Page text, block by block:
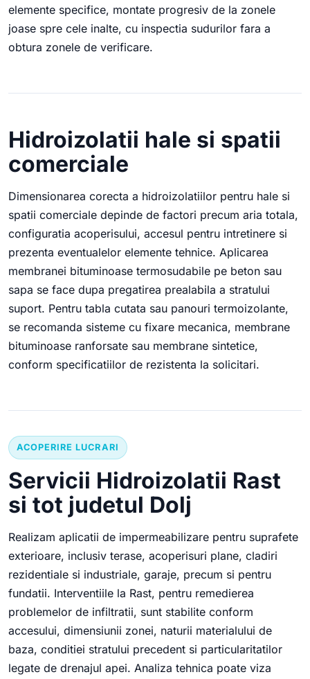
elemente specifice, montate progresiv de la zonele
joase spre cele inalte, cu inspectia sudurilor fara a
obtura zonele de verificare.
Hidroizolatii hale si spatii
comerciale
Dimensionarea corecta a hidroizolatiilor pentru hale si
spatii comerciale depinde de factori precum aria totala,
configuratia acoperisului, accesul pentru intretinere si
prezenta eventualelor elemente tehnice. Aplicarea
membranei bituminoase termosudabile pe beton sau
sapa se face dupa pregatirea prealabila a stratului
suport. Pentru tabla cutata sau panouri termoizolante,
se recomanda sisteme cu fixare mecanica, membrane
bituminoase ranforsate sau membrane sintetice,
conform specificatiilor de rezistenta la solicitari.
ACOPERIRE LUCRARI
Servicii Hidroizolatii Rast
si tot judetul Dolj
Realizam aplicatii de impermeabilizare pentru suprafete
exterioare, inclusiv terase, acoperisuri plane, cladiri
rezidentiale si industriale, garaje, precum si pentru
fundatii. Interventiile la Rast, pentru remedierea
problemelor de infiltratii, sunt stabilite conform
accesului, dimensiunii zonei, naturii materialului de
baza, conditiei stratului precedent si particularitatilor
legate de drenajul apei. Analiza tehnica poate viza